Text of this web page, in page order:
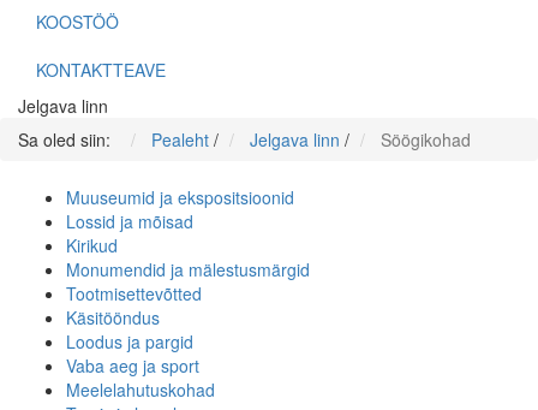
KOOSTÖÖ
KONTAKTTEAVE
Jelgava linn
Sa oled siin:
Pealeht / Jelgava linn / Söögikohad
Muuseumid ja ekspositsioonid
Lossid ja mõisad
Kirikud
Monumendid ja mälestusmärgid
Tootmisettevõtted
Käsitööndus
Loodus ja pargid
Vaba aeg ja sport
Meelelahutuskohad